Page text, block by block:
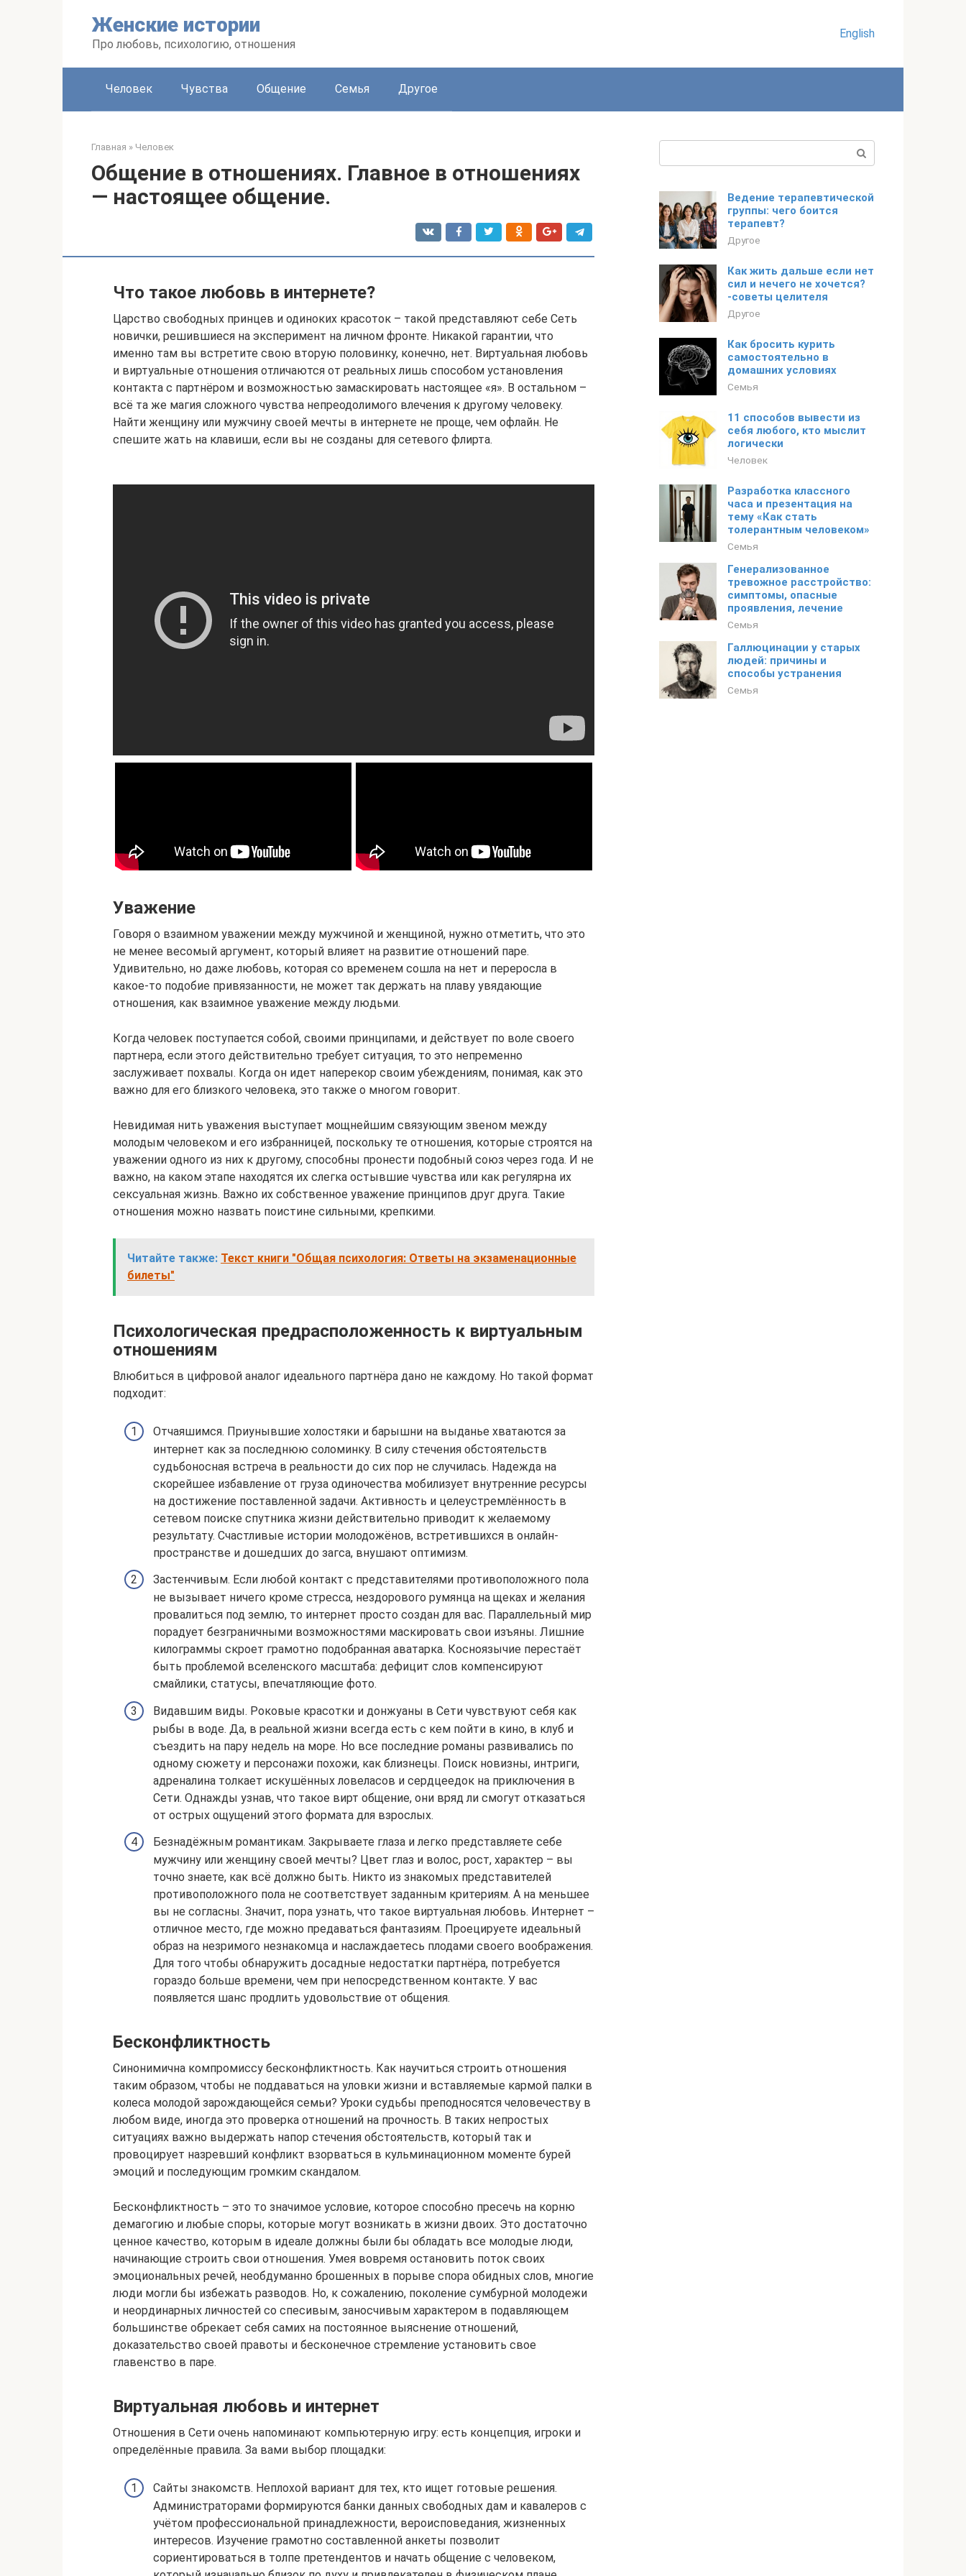
Женские истории
Про любовь, психологию, отношения
English
Человек Чувства Общение Семья Другое
Главная » Человек
Общение в отношениях. Главное в отношениях
— настоящее общение.
Что такое любовь в интернете?
Царство свободных принцев и одиноких красоток – такой представляют себе Сеть
новички, решившиеся на эксперимент на личном фронте. Никакой гарантии, что
именно там вы встретите свою вторую половинку, конечно, нет. Виртуальная любовь
и виртуальные отношения отличаются от реальных лишь способом установления
контакта с партнёром и возможностью замаскировать настоящее «я». В остальном –
всё та же магия сложного чувства непреодолимого влечения к другому человеку.
Найти женщину или мужчину своей мечты в интернете не проще, чем офлайн. Не
спешите жать на клавиши, если вы не созданы для сетевого флирта.
Уважение
Говоря о взаимном уважении между мужчиной и женщиной, нужно отметить, что это
не менее весомый аргумент, который влияет на развитие отношений паре.
Удивительно, но даже любовь, которая со временем сошла на нет и переросла в
какое-то подобие привязанности, не может так держать на плаву увядающие
отношения, как взаимное уважение между людьми.
Когда человек поступается собой, своими принципами, и действует по воле своего
партнера, если этого действительно требует ситуация, то это непременно
заслуживает похвалы. Когда он идет наперекор своим убеждениям, понимая, как это
важно для его близкого человека, это также о многом говорит.
Невидимая нить уважения выступает мощнейшим связующим звеном между
молодым человеком и его избранницей, поскольку те отношения, которые строятся на
уважении одного из них к другому, способны пронести подобный союз через года. И не
важно, на каком этапе находятся их слегка остывшие чувства или как регулярна их
сексуальная жизнь. Важно их собственное уважение принципов друг друга. Такие
отношения можно назвать поистине сильными, крепкими.
Читайте также: Текст книги "Общая психология: Ответы на экзаменационные
билеты"
Психологическая предрасположенность к виртуальным
отношениям
Влюбиться в цифровой аналог идеального партнёра дано не каждому. Но такой формат
подходит:
Отчаяшимся. Приунывшие холостяки и барышни на выданье хватаются за
интернет как за последнюю соломинку. В силу стечения обстоятельств
судьбоносная встреча в реальности до сих пор не случилась. Надежда на
скорейшее избавление от груза одиночества мобилизует внутренние ресурсы
на достижение поставленной задачи. Активность и целеустремлённость в
сетевом поиске спутника жизни действительно приводит к желаемому
результату. Счастливые истории молодожёнов, встретившихся в онлайн-
пространстве и дошедших до загса, внушают оптимизм.
Застенчивым. Если любой контакт с представителями противоположного пола
не вызывает ничего кроме стресса, нездорового румянца на щеках и желания
провалиться под землю, то интернет просто создан для вас. Параллельный мир
порадует безграничными возможностями маскировать свои изъяны. Лишние
килограммы скроет грамотно подобранная аватарка. Косноязычие перестаёт
быть проблемой вселенского масштаба: дефицит слов компенсируют
смайлики, статусы, впечатляющие фото.
Видавшим виды. Роковые красотки и донжуаны в Сети чувствуют себя как
рыбы в воде. Да, в реальной жизни всегда есть с кем пойти в кино, в клуб и
съездить на пару недель на море. Но все последние романы развивались по
одному сюжету и персонажи похожи, как близнецы. Поиск новизны, интриги,
адреналина толкает искушённых ловеласов и сердцеедок на приключения в
Сети. Однажды узнав, что такое вирт общение, они вряд ли смогут отказаться
от острых ощущений этого формата для взрослых.
Безнадёжным романтикам. Закрываете глаза и легко представляете себе
мужчину или женщину своей мечты? Цвет глаз и волос, рост, характер – вы
точно знаете, как всё должно быть. Никто из знакомых представителей
противоположного пола не соответствует заданным критериям. А на меньшее
вы не согласны. Значит, пора узнать, что такое виртуальная любовь. Интернет –
отличное место, где можно предаваться фантазиям. Проецируете идеальный
образ на незримого незнакомца и наслаждаетесь плодами своего воображения.
Для того чтобы обнаружить досадные недостатки партнёра, потребуется
гораздо больше времени, чем при непосредственном контакте. У вас
появляется шанс продлить удовольствие от общения.
Бесконфликтность
Синонимична компромиссу бесконфликтность. Как научиться строить отношения
таким образом, чтобы не поддаваться на уловки жизни и вставляемые кармой палки в
колеса молодой зарождающейся семьи? Уроки судьбы преподносятся человечеству в
любом виде, иногда это проверка отношений на прочность. В таких непростых
ситуациях важно выдержать напор стечения обстоятельств, который так и
провоцирует назревший конфликт взорваться в кульминационном моменте бурей
эмоций и последующим громким скандалом.
Бесконфликтность – это то значимое условие, которое способно пресечь на корню
демагогию и любые споры, которые могут возникать в жизни двоих. Это достаточно
ценное качество, которым в идеале должны были бы обладать все молодые люди,
начинающие строить свои отношения. Умея вовремя остановить поток своих
эмоциональных речей, необдуманно брошенных в порыве спора обидных слов, многие
люди могли бы избежать разводов. Но, к сожалению, поколение сумбурной молодежи
и неординарных личностей со спесивым, заносчивым характером в подавляющем
большинстве обрекает себя самих на постоянное выяснение отношений,
доказательство своей правоты и бесконечное стремление установить свое
главенство в паре.
Виртуальная любовь и интернет
Отношения в Сети очень напоминают компьютерную игру: есть концепция, игроки и
определённые правила. За вами выбор площадки:
Сайты знакомств. Неплохой вариант для тех, кто ищет готовые решения.
Администраторами формируются банки данных свободных дам и кавалеров с
учётом профессиональной принадлежности, вероисповедания, жизненных
интересов. Изучение грамотно составленной анкеты позволит
сориентироваться в толпе претендентов и начать общение с человеком,
Ведение терапевтической
группы: чего боится
терапевт?
Другое
Как жить дальше если нет
сил и нечего не хочется?
-советы целителя
Другое
Как бросить курить
самостоятельно в
домашних условиях
Семья
11 способов вывести из
себя любого, кто мыслит
логически
Человек
Разработка классного
часа и презентация на
тему «Как стать
толерантным человеком»
Семья
Генерализованное
тревожное расстройство:
симптомы, опасные
проявления, лечение
Семья
Галлюцинации у старых
людей: причины и
способы устранения
Семья